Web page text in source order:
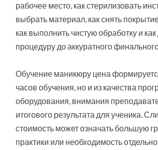
рабочее место, как стерилизовать
выбрать материал, как снять
как выполнить чистую обработку и
процедуру до аккуратного
Обучение маникюру цена
часов обучения, но и из качества
оборудования, внимания
итогового результата для ученика.
стоимость может означать большую
практики или необходимость